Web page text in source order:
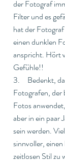
der Fotograf
Filter und es
hat der
einen dunklen
anspricht. Hört
Gefühle!!
3.     Bedenkt,
Fotografen, der
Fotos
aber in ein paar
sein werden.
sinnvoller,
zeitlosen Stil zu